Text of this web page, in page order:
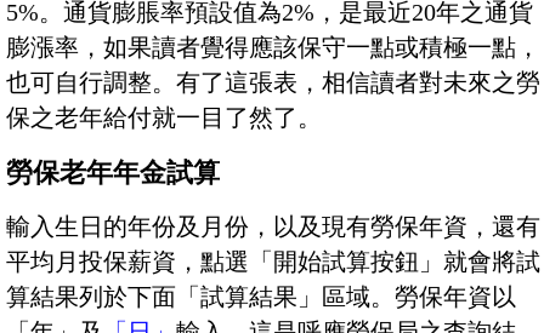
5%。通貨膨脹率預設值為2%，是最近20年之通貨
膨漲率，如果讀者覺得應該保守一點或積極一點，
也可自行調整。有了這張表，相信讀者對未來之勞
保之老年給付就一目了然了。
勞保老年年金試算
輸入生日的年份及月份，以及現有勞保年資，還有
平均月投保薪資，點選「開始試算按鈕」就會將試
算結果列於下面「試算結果」區域。勞保年資以